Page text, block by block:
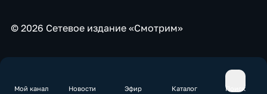
Мой канал Новости Эфир Каталог Поиск
© 2026 Сетевое издание «Смотрим»